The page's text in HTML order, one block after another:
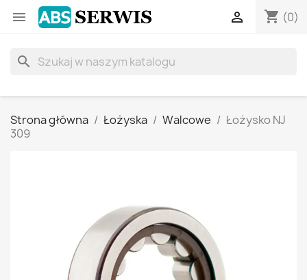
 shopping_cart (0)

search
Strona główna Łożyska Walcowe
Łożysko NJ
309